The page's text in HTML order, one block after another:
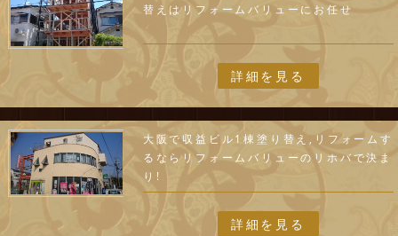
替えはリフォームバリューにお任せ
詳細を見る
大阪で収益ビル1棟塗り替え,リフォームす
るならリフォームバリューのリホバで決ま
り!
詳細を見る